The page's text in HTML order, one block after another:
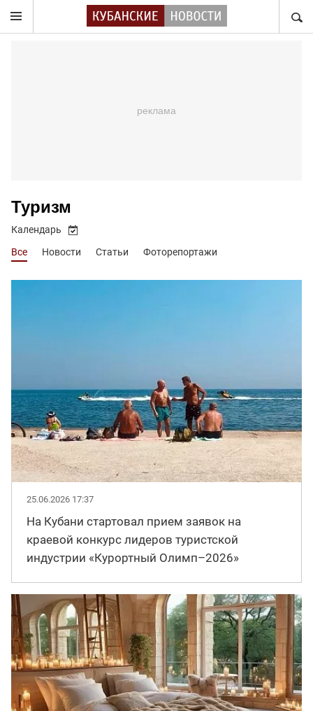
Туризм
Все Новости Статьи Фоторепортажи
Календарь
25.06.2026 17:37
На Кубани стартовал прием заявок на
краевой конкурс лидеров туристской
индустрии «Курортный Олимп–2026»